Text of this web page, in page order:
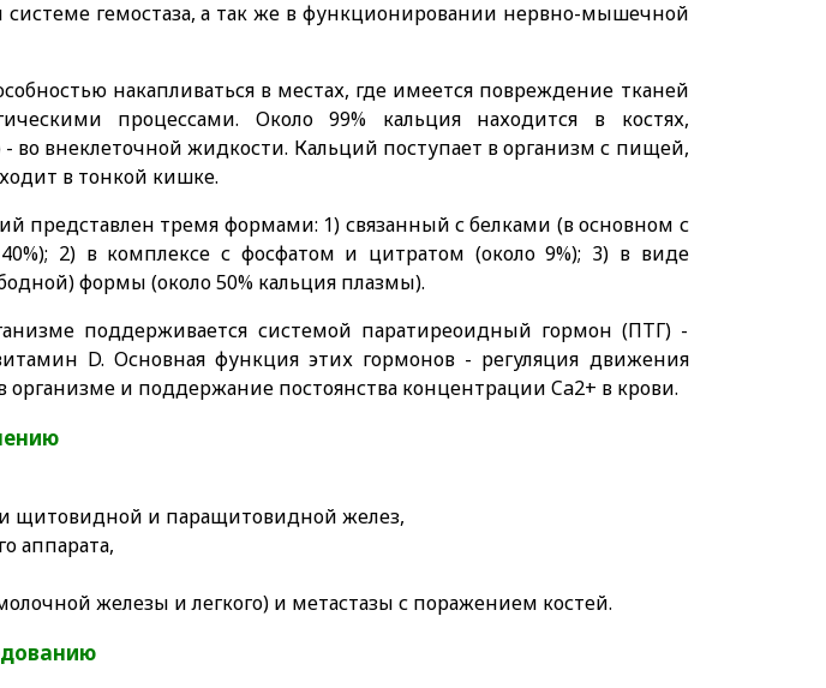
системе гемостаза, а так же в функционировании нервно-мышечной
накапливаться в местах, где имеется повреждение тканей
процессами. Около 99% кальция находится в костях,
- во внеклеточной жидкости. Кальций поступает в организм с пищей,
в тонкой кишке.
представлен тремя формами: 1) связанный с белками (в основном с
2) в комплексе с фосфатом и цитратом (около 9%); 3) в виде
формы (около 50% кальция плазмы).
поддерживается системой паратиреоидный гормон (ПТГ) -
D. Основная функция этих гормонов - регуляция движения
организме и поддержание постоянства концентрации Ca2+ в крови.
щитовидной и паращитовидной желез,
аппарата,
железы и легкого) и метастазы с поражением костей.